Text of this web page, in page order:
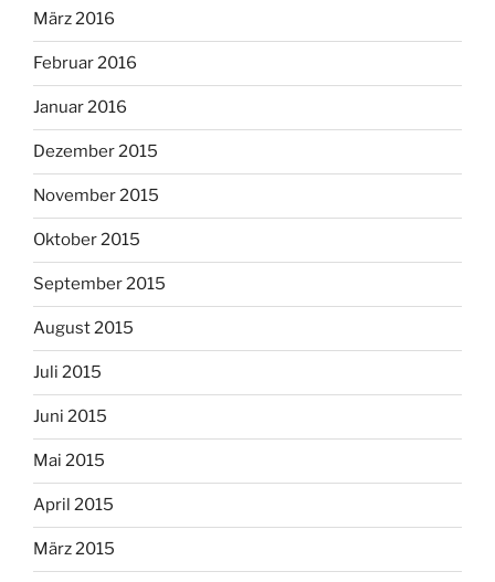
März 2016
Februar 2016
Januar 2016
Dezember 2015
November 2015
Oktober 2015
September 2015
August 2015
Juli 2015
Juni 2015
Mai 2015
April 2015
März 2015